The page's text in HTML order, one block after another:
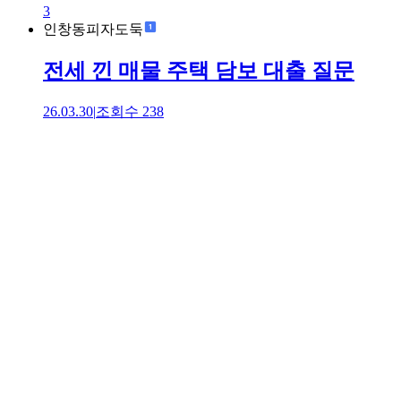
3
인창동피자도둑
전세 낀 매물 주택 담보 대출 질문
26.03.30|조회수 238